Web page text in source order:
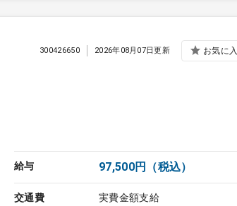
300426650 2026年08月07日更新 お気に
給与 97,500円（税込）
交通費 実費金額支給